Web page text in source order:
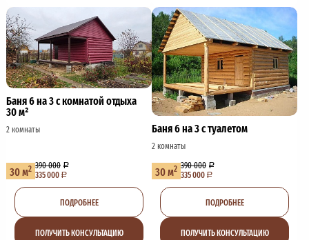
Баня 6 на 3 с комнатой отдыха
30 м²
2 комнаты
30 м2 390 000
335 000
ПОДРОБНЕЕ
ПОЛУЧИТЬ КОНСУЛЬТАЦИЮ
Баня 6 на 3 с туалетом
2 комнаты
30 м2 390 000
335 000
ПОДРОБНЕЕ
ПОЛУЧИТЬ КОНСУЛЬТАЦИЮ